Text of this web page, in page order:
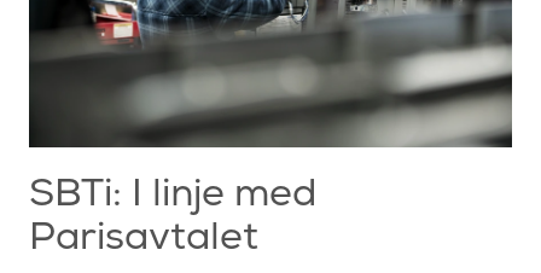
SBTi: I linje med
Parisavtalet